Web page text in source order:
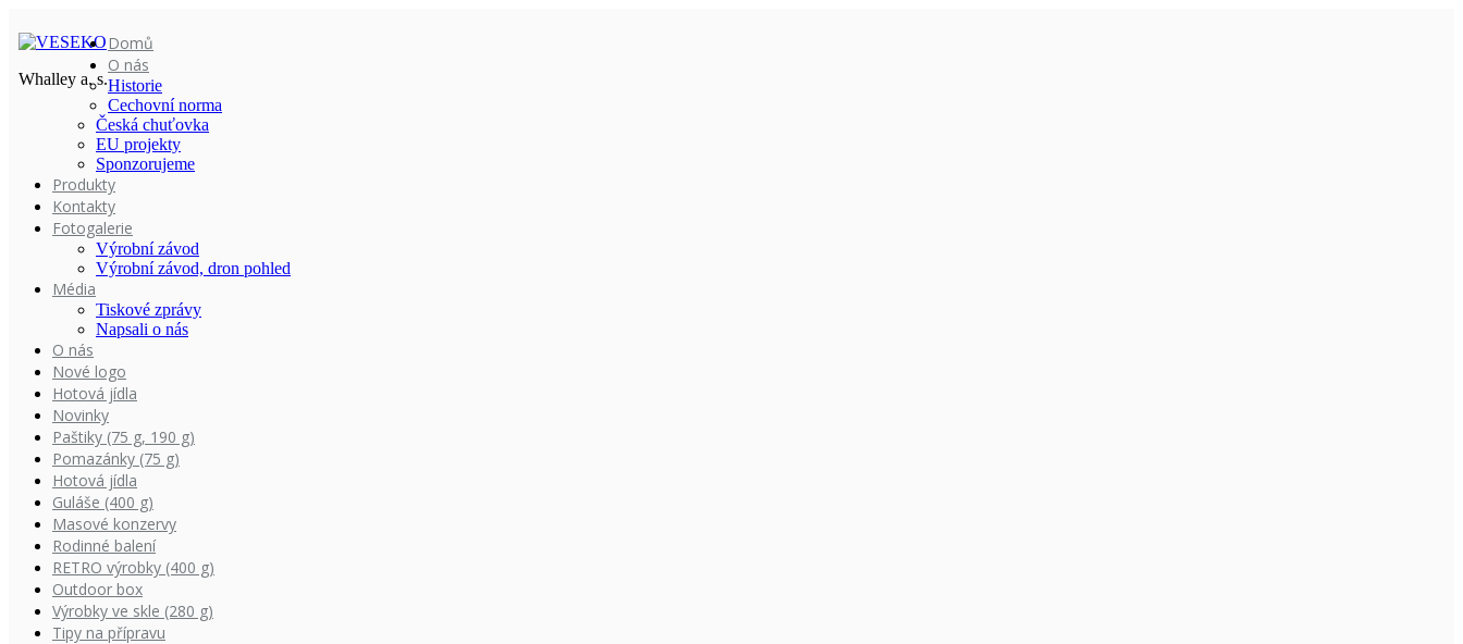
Whalley a. s.
Domů
O nás
Historie
Cechovní norma
Česká chuťovka
EU projekty
Sponzorujeme
Produkty
Kontakty
Fotogalerie
Výrobní závod
Výrobní závod, dron pohled
Média
Tiskové zprávy
Napsali o nás
O nás
Nové logo
Hotová jídla
Novinky
Paštiky (75 g, 190 g)
Pomazánky (75 g)
Hotová jídla
Guláše (400 g)
Masové konzervy
Rodinné balení
RETRO výrobky (400 g)
Outdoor box
Výrobky ve skle (280 g)
Tipy na přípravu